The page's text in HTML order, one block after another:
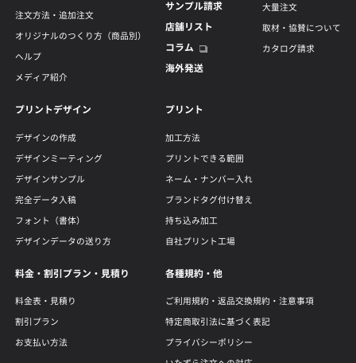
注文方法・追加注文
オリジナルのつくり方（商品別）
ヘルプ
メディア紹介
サンプル請求
店舗リスト
コラム
海外発送
大量注文
取材・協賛について
カタログ請求
プリントデザイン
デザインの作成
デザインミーティング
デザインサンプル
完全データ入稿
フォント（書体）
デザインデータの送り方
プリント
加工方法
プリントできる範囲
ネーム・ナンバー入れ
ブランドタグ付け替え
持ち込み加工
自社プリント工場
料金・割引プラン・見積り
料金表・見積り
割引プラン
お支払い方法
各種規約・他
ご利用規約・返品交換規約・注意事項
特定商取引法に基づく表記
プライバシーポリシー